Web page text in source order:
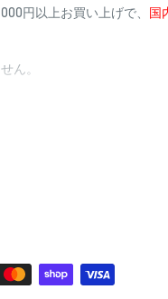
円
入金を当方で確認後となり
円以上お買い上げで、 国
ん。
となります